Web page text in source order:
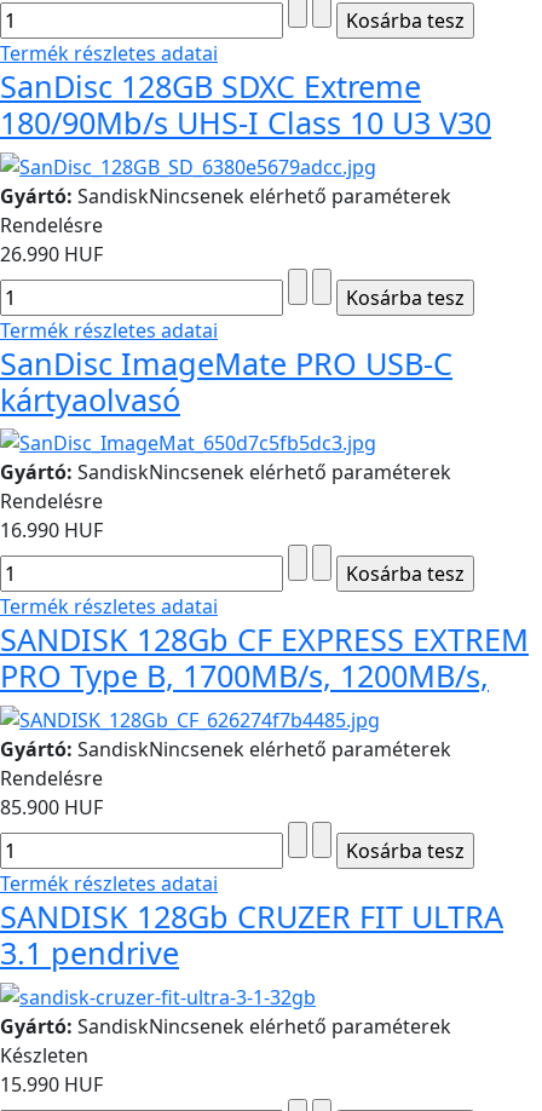
Termék részletes adatai
SanDisc 128GB SDXC Extreme
180/90Mb/s UHS-I Class 10 U3 V30
Gyártó: SandiskNincsenek elérhető paraméterek
Rendelésre
26.990 HUF
Termék részletes adatai
SanDisc ImageMate PRO USB-C
kártyaolvasó
Gyártó: SandiskNincsenek elérhető paraméterek
Rendelésre
16.990 HUF
Termék részletes adatai
SANDISK 128Gb CF EXPRESS EXTREM
PRO Type B, 1700MB/s, 1200MB/s,
Gyártó: SandiskNincsenek elérhető paraméterek
Rendelésre
85.900 HUF
Termék részletes adatai
SANDISK 128Gb CRUZER FIT ULTRA
3.1 pendrive
Gyártó: SandiskNincsenek elérhető paraméterek
Készleten
15.990 HUF